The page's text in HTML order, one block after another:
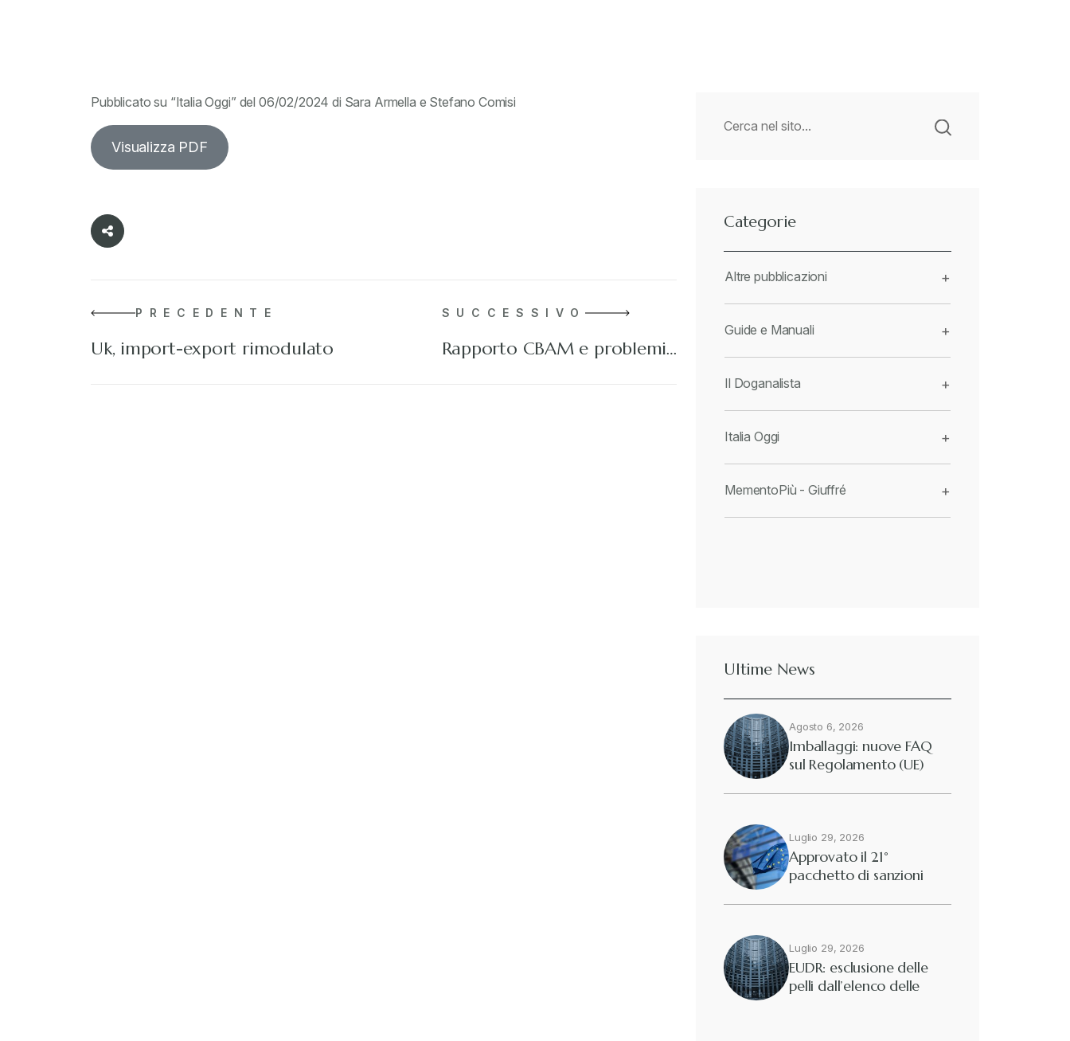
Pubblicato su “Italia Oggi” del 06/02/2024 di Sara Armella e Stefano Comisi
Visualizza PDF
PRECEDENTE
Uk, import-export rimodulato
SUCCESSIVO
Rapporto CBAM e problemi…
Categorie
Altre pubblicazioni +
Guide e Manuali +
Il Doganalista +
Italia Oggi +
MementoPiù - Giuffré +
Ultime News
Agosto 6, 2026
Imballaggi: nuove FAQ
sul Regolamento (UE)
Luglio 29, 2026
Approvato il 21°
pacchetto di sanzioni
Luglio 29, 2026
EUDR: esclusione delle
pelli dall’elenco delle